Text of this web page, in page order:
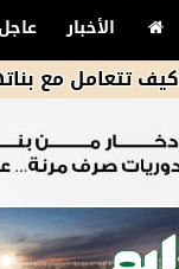
الأخبار عاجل
بناتها في